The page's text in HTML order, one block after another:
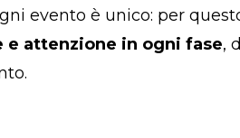
evento è unico: per
e attenzione in ogni fase,